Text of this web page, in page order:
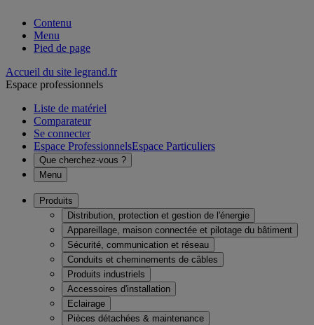
Contenu
Menu
Pied de page
Accueil du site legrand.fr
Espace professionnels
Liste de matériel
Comparateur
Se connecter
Espace ProfessionnelsEspace Particuliers
Que cherchez-vous ?
Menu
Produits
Distribution, protection et gestion de l'énergie
Appareillage, maison connectée et pilotage du bâtiment
Sécurité, communication et réseau
Conduits et cheminements de câbles
Produits industriels
Accessoires d'installation
Eclairage
Pièces détachées & maintenance